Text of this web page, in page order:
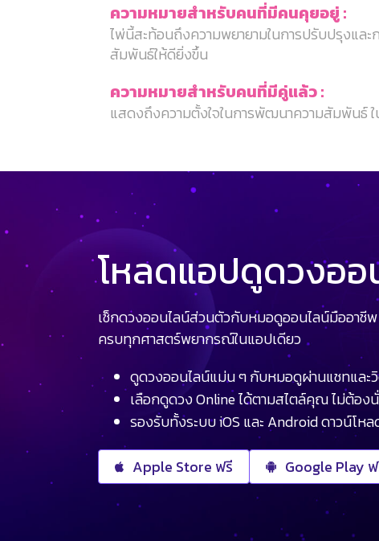
ความหมายสำหรับคนที่มีคนคุยอยู่ :
ไพ่นี้สะท้อนถึงความพยายามในการปรับปรุงแ
สัมพันธ์ให้ดียิ่งขึ้น
ความหมายสำหรับคนที่มีคู่แล้ว :
แสดงถึงความตั้งใจในการพัฒนาความสัมพันธ์
โหลดแอปดูดวงออ
เช็กดวงออนไลน์ส่วนตัวกับหมอดูออนไลน์มืออาชีพ
ครบทุกศาสตร์พยากรณ์ในแอปเดียว
ดูดวงออนไลน์แม่น ๆ กับหมอดูผ่านแชทและ
เลือกดูดวง Online ได้ตามสไตล์คุณ ไม่ต้อง
รองรับทั้งระบบ iOS และ Android ดาวน์โหล
Apple Store ฟรี Google Play